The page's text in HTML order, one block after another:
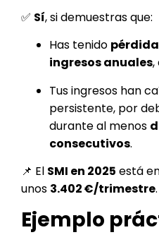
✅ Sí, si demuestras que:
Has tenido
ingresos anuales,
Tus ingresos han
persistente, por
durante al menos
consecutivos.
📌 El SMI en 2025 está
unos 3.402 €/trimestre.
Ejemplo